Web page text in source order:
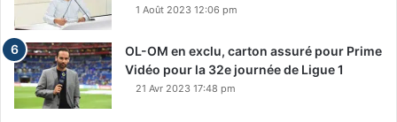
1 Août 2023 12:06 pm
OL-OM en exclu, carton assuré pour Prime
Vidéo pour la 32e journée de Ligue 1
21 Avr 2023 17:48 pm